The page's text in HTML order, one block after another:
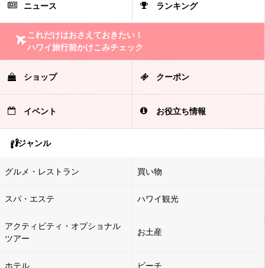
ニュース ランキング
これだけはおさえておきたい！
ハワイ旅行前かけこみチェック
ショップ クーポン
イベント お役立ち情報
ジャンル
グルメ・レストラン 買い物
スパ・エステ ハワイ観光
アクティビティ・オプショナル
ツアー
お土産
ホテル ビーチ